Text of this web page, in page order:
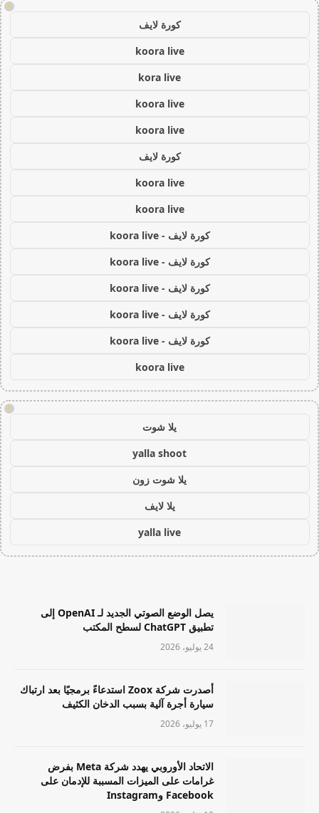
!
كورة لايف
koora live
kora live
koora live
koora live
كورة لايف
koora live
koora live
كورة لايف - koora live
كورة لايف - koora live
كورة لايف - koora live
كورة لايف - koora live
كورة لايف - koora live
koora live
!
يلا شوت
yalla shoot
يلا شوت زون
يلا لايف
yalla live
يصل الوضع الصوتي الجديد لـ OpenAI إلى
تطبيق ChatGPT لسطح المكتب
24 يوليو، 2026
أصدرت شركة Zoox استدعاءً برمجيًا بعد ارتباك
سيارة أجرة آلية بسبب الدخان الكثيف
17 يوليو، 2026
الاتحاد الأوروبي يهدد شركة Meta بفرض
غرامات على الميزات المسببة للإدمان على
Facebook وInstagram